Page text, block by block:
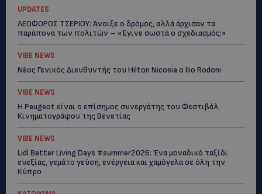
UPDATES
ΛΕΩΦΟΡΟΣ ΤΣΕΡΙΟΥ: Άνοιξε ο δρόμος, αλλά άρχισαν τα
παράπονα των πολιτών – «Έγινε σωστά ο σχεδιασμός;»
VIBE NEWS
Νέος Γενικός Διευθυντής του Hilton Nicosia ο Ilio Rodoni
VIBE NEWS
Η Peugeot είναι ο επίσημος συνεργάτης του Φεστιβάλ
Κινηματογράφου της Βενετίας
VIBE NEWS
Lidl Better Living Days #summer2026: Ένα μοναδικό ταξίδι
ευεξίας, γεμάτο γεύση, ενέργεια και χαμόγελα σε όλη την
Κύπρο